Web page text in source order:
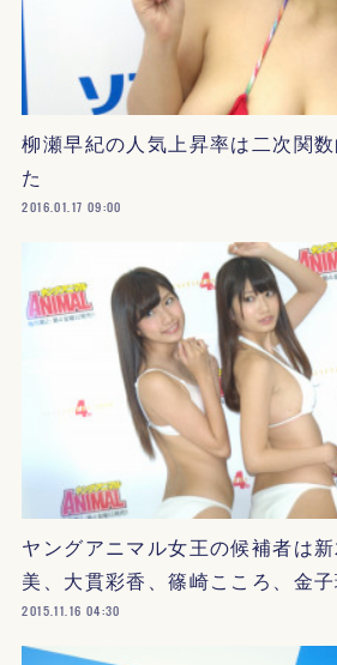
柳瀬早紀の人気上昇率は二次関
た
2016.01.17 09:00
ヤングアニマル女王の候補者は
美、大貫彩香、篠崎こころ、金
2015.11.16 04:30